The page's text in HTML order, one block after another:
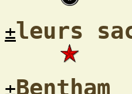
±leurs
±Bentham